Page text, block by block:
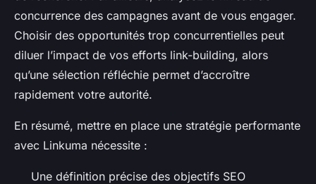
concurrence des campagnes avant de vous engager.
Choisir des opportunités trop concurrentielles peut
diluer l’impact de vos efforts link-building, alors
qu’une sélection réfléchie permet d’accroître
rapidement votre autorité.
En résumé, mettre en place une stratégie performante
avec Linkuma nécessite :
Une définition précise des objectifs SEO